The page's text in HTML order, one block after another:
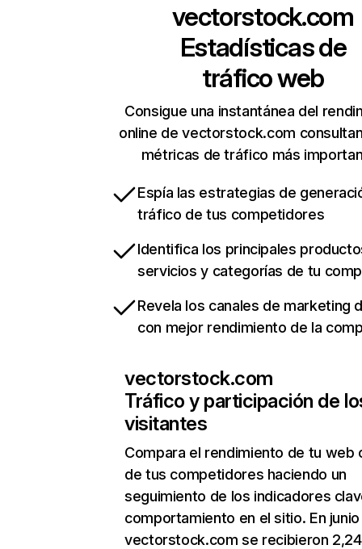
vectorstock.com
Estadísticas de
tráfico web
Consigue una instantánea del
online de vectorstock.com
métricas de tráfico más
Espía las estrategias de
tráfico de tus competidores
Identifica los principales
servicios y categorías de tu
Revela los canales de marketing
con mejor rendimiento de la
vectorstock.com
Tráfico y participación de
visitantes
Compara el rendimiento de tu web
de tus competidores haciendo un
seguimiento de los indicadores
comportamiento en el sitio. En junio
vectorstock.com se recibieron